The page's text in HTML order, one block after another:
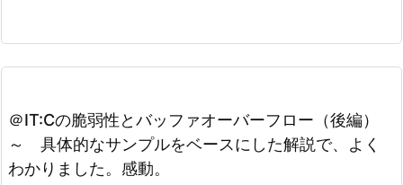
＠IT:Cの脆弱性とバッファオーバーフロー（後編）
～ 具体的なサンプルをベースにした解説で、よく
わかりました。感動。